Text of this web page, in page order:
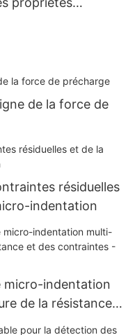
de la force de
résiduelles
indentation
micro-indentation
de la résistance
Dryer